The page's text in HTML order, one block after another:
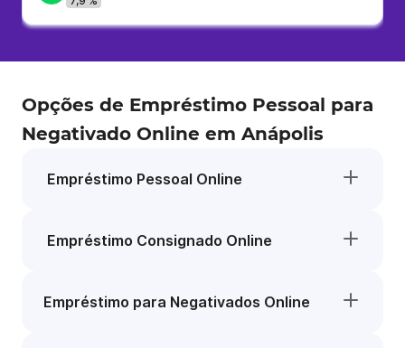
Opções de Empréstimo Pessoal para
Negativado Online em Anápolis
Empréstimo Pessoal Online
Empréstimo Consignado Online
Empréstimo para Negativados Online